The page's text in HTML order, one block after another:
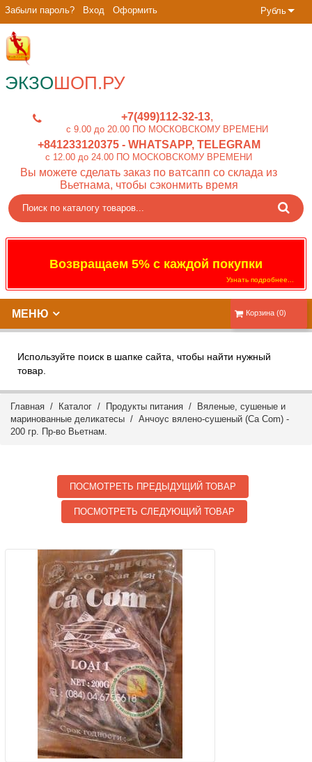
Рубль
Забыли пароль? Вход Оформить
ЭКЗОШОП.РУ
+7(499)112-32-13
c 9.00 до 20.00 ПО МОСКОВСКОМУ ВРЕМЕНИ
+841233120375- WHATSAPP, TELEGRAM
c 12.00 до 24.00 ПО МОСКОВСКОМУ ВРЕМЕНИ
Вы можете сделать заказ по ватсапп со склада из
Вьетнама, чтобы сэконмить время
Возвращаем 5% с каждой покупки
Узнать подробнее...
Корзина (0)
МЕНЮ
Используйте поиск в шапке сайта, чтобы найти нужный
товар.
Главная / Каталог / Продукты питания /
Вяленые, сушеные и
маринованные деликатесы / Анчоус вялено-сушеный (Ca Com) -
200 гр. Пр-во Вьетнам.
ПОСМОТРЕТЬ ПРЕДЫДУЩИЙ ТОВАР
ПОСМОТРЕТЬ СЛЕДУЮЩИЙ ТОВАР